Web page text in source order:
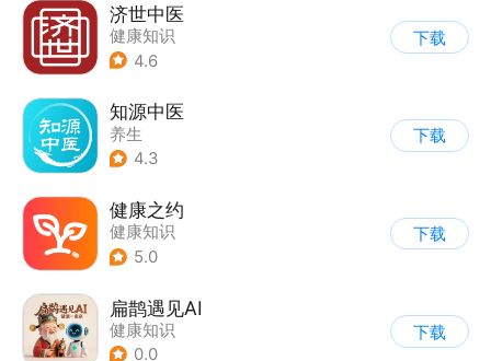
济世中医
健康知识
4.6
下载
知源中医
养生
4.3
下载
健康之约
健康知识
5.0
下载
扁鹊遇见AI
健康知识
0.0
下载